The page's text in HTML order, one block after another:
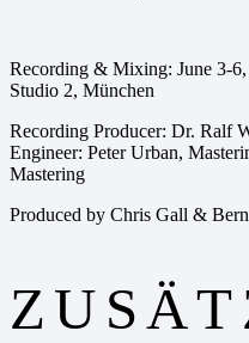
Recording & Mixing: June 3-
Studio 2, München
Recording Producer: Dr. Ralf
Engineer: Peter Urban,
Mastering
Produced by Chris Gall &